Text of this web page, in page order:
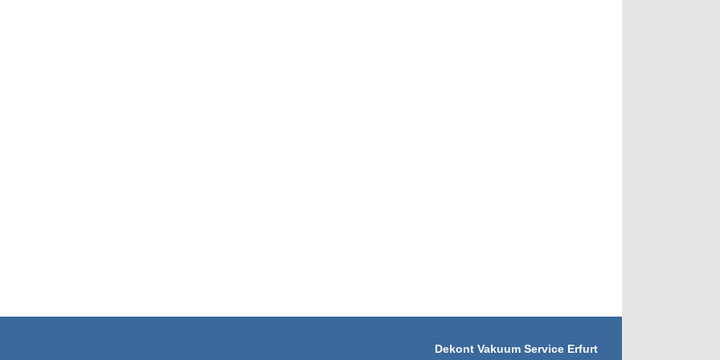
Dekont Vakuum Service Erfurt